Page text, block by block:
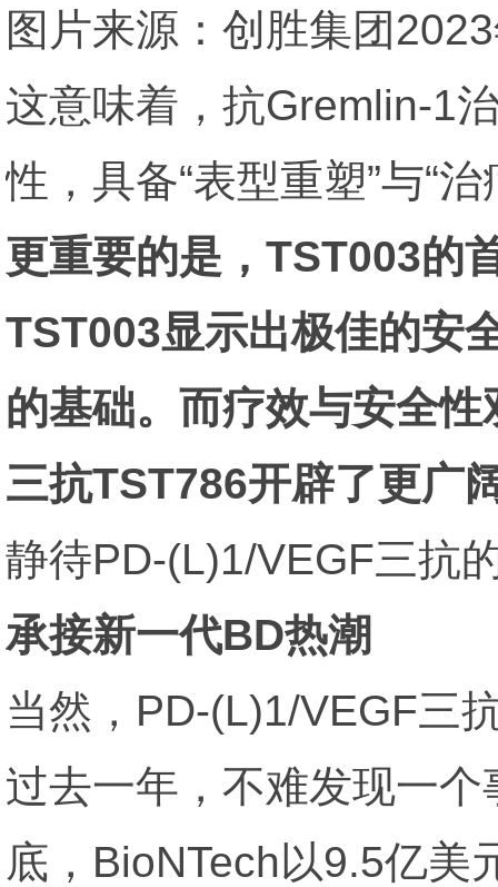
图片来源：创胜集团
这意味着，抗Gremlin-1
性，具备“表型重塑”与“
更重要的是，TST003的
TST003显示出极佳的安
的基础。而疗效与安全
三抗TST786开辟了更广
静待PD-(L)1/VEGF三抗
承接新一代BD热潮
当然，PD-(L)1/VEGF三
过去一年，不难发现一
底，BioNTech以9.5亿美